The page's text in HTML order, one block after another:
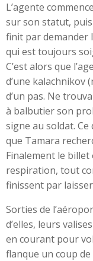
L’agente
sur son statut,
finit par demander
qui est toujours
C’est alors que
d’une kalachnikov
d’un pas. Ne
à balbutier son
signe au soldat.
que Tamara
Finalement le
respiration, tout
finissent par
Sorties de
d’elles, leurs
en courant pour
flanque un coup